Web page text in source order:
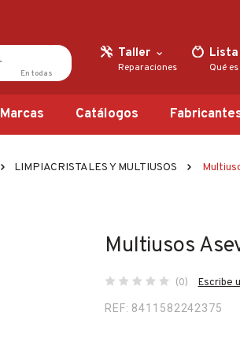
En todas
Taller
Reparaciones
Lista
Qué es
Marcas Catálogos
LIMPIACRISTALES Y MULTIUSOS
Multiusos
(0)
Escribe
REF: 8411582242375